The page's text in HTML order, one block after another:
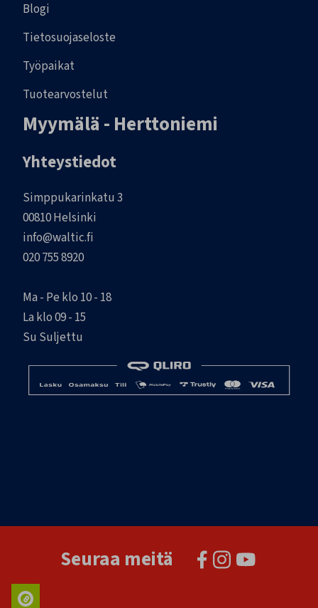
Blogi
Tietosuojaseloste
Työpaikat
Tuotearvostelut
Myymälä - Herttoniemi
Yhteystiedot
Simppukarinkatu 3
00810 Helsinki
info@waltic.fi
020 755 8920
Ma - Pe klo 10 - 18
La klo 09 - 15
Su Suljettu
Seuraa meitä